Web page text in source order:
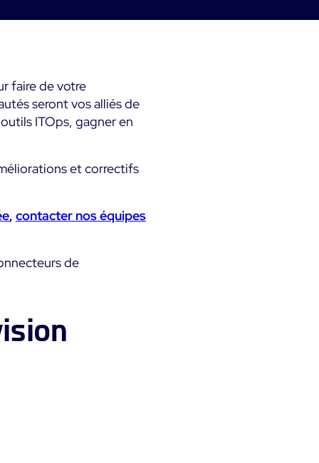
Tests de montée en
charge
Kubernetes
Microsoft Azure
All
faire de votre
seront vos alliés de
ITOps, gagner en
et correctifs
, contacter nos équipes
de